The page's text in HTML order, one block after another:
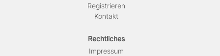
Registrieren
Kontakt
Rechtliches
Impressum